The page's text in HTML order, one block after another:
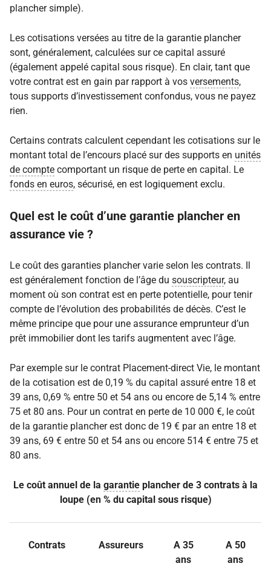
plancher simple).
Les cotisations versées au titre de la garantie plancher
sont, généralement, calculées sur ce capital assuré
(également appelé capital sous risque). En clair, tant que
votre contrat est en gain par rapport à vos versements,
tous supports d’investissement confondus, vous ne payez
rien.
Certains contrats calculent cependant les cotisations sur le
montant total de l’encours placé sur des supports en unités
de compte comportant un risque de perte en capital. Le
fonds en euros, sécurisé, en est logiquement exclu.
Quel est le coût d’une garantie plancher en
assurance vie ?
Le coût des garanties plancher varie selon les contrats. Il
est généralement fonction de l’âge du souscripteur, au
moment où son contrat est en perte potentielle, pour tenir
compte de l’évolution des probabilités de décès. C’est le
même principe que pour une assurance emprunteur d’un
prêt immobilier dont les tarifs augmentent avec l’âge.
Par exemple sur le contrat Placement-direct Vie, le montant
de la cotisation est de 0,19 % du capital assuré entre 18 et
39 ans, 0,69 % entre 50 et 54 ans ou encore de 5,14 % entre
75 et 80 ans. Pour un contrat en perte de 10 000 €, le coût
de la garantie plancher est donc de 19 € par an entre 18 et
39 ans, 69 € entre 50 et 54 ans ou encore 514 € entre 75 et
80 ans.
Le coût annuel de la garantie plancher de 3 contrats à la
loupe (en % du capital sous risque)
Contrats Assureurs
A 35
ans
A 50
ans